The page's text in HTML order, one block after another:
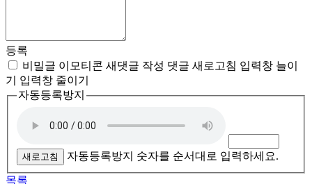
등록
비밀글 이모티콘 새댓글 작성 댓글 새로고침 입력창 늘이
기
입력창 줄이기
자동등록방지
새로고침 자동등록방지 숫자를 순서대로 입력하세요.
목록